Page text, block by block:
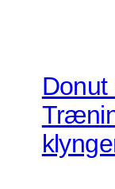
Donut